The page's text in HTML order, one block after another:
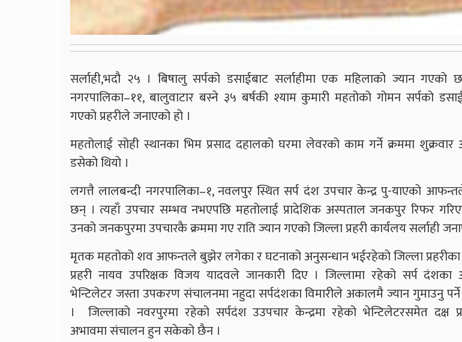
सर्लाही,भदौ २५ । बिषालु सर्पको डसाईबाट सर्लाहीमा एक महिलाको ज्यान गएको
नगरपालिका–११, बालुवाटार बस्ने ३५ बर्षकी श्याम कुमारी महतोको गोमन सर्पको
गएको प्रहरीले जनाएको हो ।
महतोलाई सोही स्थानका भिम प्रसाद दहालको घरमा लेवरको काम गर्ने क्रममा
डसेको थियो ।
लगत्तै लालबन्दी नगरपालिका–१, नवलपुर स्थित सर्प दंश उपचार केन्द्र पु-याएको
छन् । त्यहाँ उपचार सम्भव नभएपछि महतोलाई प्रादेशिक अस्पताल जनकपुर रिफर
उनको जनकपुरमा उपचारकै क्रममा गए राति ज्यान गएको जिल्ला प्रहरी कार्यलय सर्लाही
मृतक महतोको शव आफन्तले बुझेर लगेका र घटनाको अनुसन्धान भईरहेको जिल्ला प्रहरीका
प्रहरी नायव उपरिक्षक विजय यादवले जानकारी दिए । जिल्लामा रहेको सर्प दंशका
भेन्टिलेटर जस्ता उपकरण संचालनमा नहुदा सर्पदंशका विमारीले अकालमै ज्यान गुमाउनु
। जिल्लाको नवरपुरमा रहेको सर्पदंश उउपचार केन्द्रमा रहेको भेन्टिलेटरसमेत दक्ष
अभावमा संचालन हुन सकेको छैन ।